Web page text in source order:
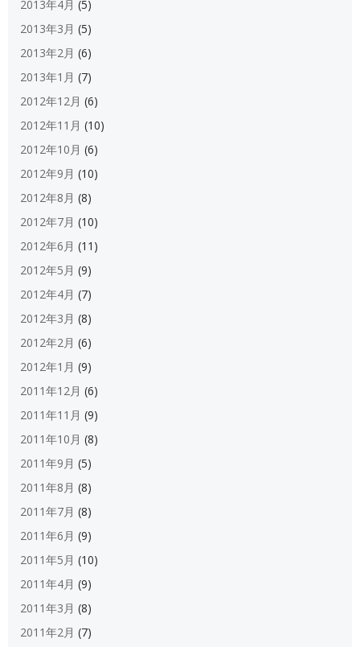
2013年4月 (5)
2013年3月 (5)
2013年2月 (6)
2013年1月 (7)
2012年12月 (6)
2012年11月 (10)
2012年10月 (6)
2012年9月 (10)
2012年8月 (8)
2012年7月 (10)
2012年6月 (11)
2012年5月 (9)
2012年4月 (7)
2012年3月 (8)
2012年2月 (6)
2012年1月 (9)
2011年12月 (6)
2011年11月 (9)
2011年10月 (8)
2011年9月 (5)
2011年8月 (8)
2011年7月 (8)
2011年6月 (9)
2011年5月 (10)
2011年4月 (9)
2011年3月 (8)
2011年2月 (7)